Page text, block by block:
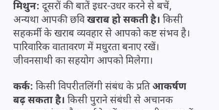
मिथुन: दूसरों की बातें इधर-उधर करने से बचें,
अन्यथा आपकी छविखराब हो सकती है। किसी
सहकर्मी के खराब व्यवहार से आपको कष्ट संभव है।
पारिवारिक वातावरण में मधुरता बनाए रखें।
जीवनसाथी का सहयोग आपको मिलेगा।
कर्क: किसी विपरीतलिंगी संबंध के प्रतिआकर्षण
बढ़ सकता है। किसी पुराने संबंधी से अचानक